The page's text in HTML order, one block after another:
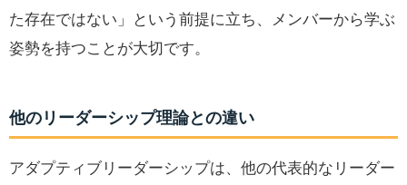
た存在ではない」という前提に立ち、メンバーから学ぶ
姿勢を持つことが大切です。
他のリーダーシップ理論との違い
アダプティブリーダーシップは、他の代表的なリーダー